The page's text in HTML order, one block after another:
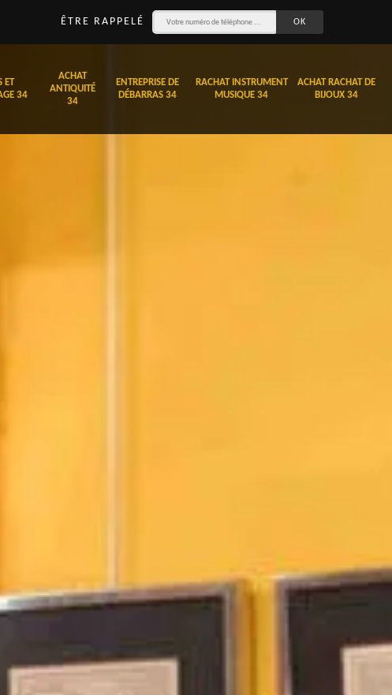
ÊTRE RAPPELÉ
ET
34
ACHAT
ANTIQUITÉ
34
ENTREPRISE DE
DÉBARRAS 34
RACHAT INSTRUMENT
MUSIQUE 34
ACHAT RACHAT DE
BIJOUX 34